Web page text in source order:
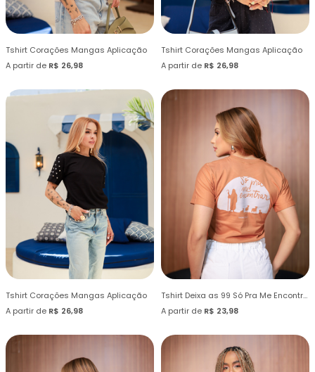
Tshirt Corações Mangas Aplicação
A partir de R$ 26,98
Tshirt Corações Mangas Aplicação
A partir de R$ 26,98
Tshirt Corações Mangas Aplicação
A partir de R$ 26,98
Tshirt Deixa as 99 Só Pra Me Encontrar
A partir de R$ 23,98